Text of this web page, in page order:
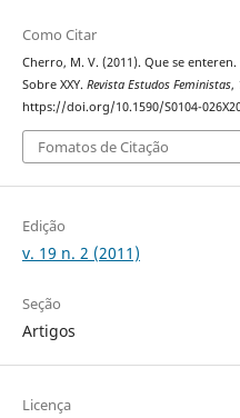
Como Citar
Cherro, M. V. (2011). Que se
Sobre XXY. Revista Estudos Feministas,
https://doi.org/10.1590/S0104-
Fomatos de Citação
Edição
v. 19 n. 2 (2011)
Seção
Artigos
Licença